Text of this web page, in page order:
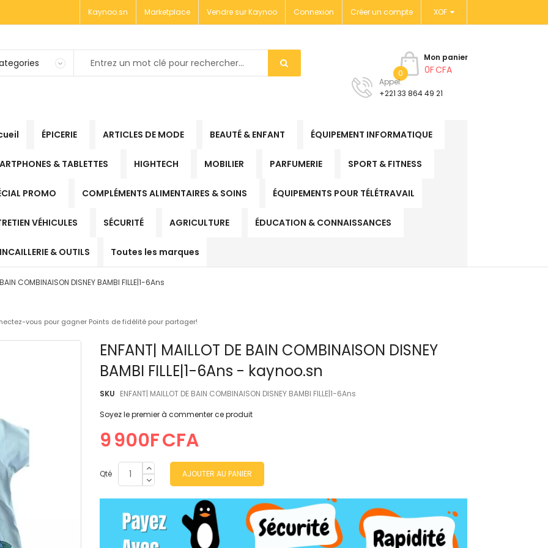
XOF
Kaynoo.sn Marketplace Vendre sur Kaynoo Connexion
Créer un compte
Mon panier
0F CFA
0
Appel:
+221 33 864 49 21
ÉPICERIE ARTICLES DE MODE BEAUTÉ & ENFANT ÉQUIPEMENT INFORMATIQUE
& TABLETTES HIGHTECH MOBILIER PARFUMERIE SPORT & FITNESS
PROMO COMPLÉMENTS ALIMENTAIRES & SOINS ÉQUIPEMENTS POUR TÉLÉTRAVAIL
VÉHICULES SÉCURITÉ AGRICULTURE ÉDUCATION & CONNAISSANCES
& OUTILS Toutes les marques
COMBINAISON DISNEY BAMBI FILLE|1-6Ans
vous pour gagner Points de fidélité pour partager!
ENFANT| MAILLOT DE BAIN COMBINAISON DISNEY
BAMBI FILLE|1-6Ans - kaynoo.sn
SKU ENFANT| MAILLOT DE BAIN COMBINAISON DISNEY BAMBI FILLE|1-6Ans
Soyez le premier à commenter ce produit
9 900F CFA
Qté AJOUTER AU PANIER
Skip
images